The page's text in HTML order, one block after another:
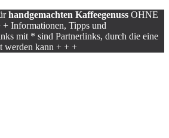
handgemachten Kaffeegenuss OHNE
Informationen, Tipps und
mit * sind Partnerlinks, durch die eine
werden kann + + +